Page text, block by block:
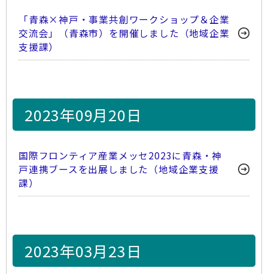
「青森×神戸・事業共創ワークショップ＆企業
交流会」（青森市）を開催しました（地域企業
支援課）
2023年09月20日
国際フロンティア産業メッセ2023に青森・神
戸連携ブースを出展しました（地域企業支援
課）
2023年03月23日